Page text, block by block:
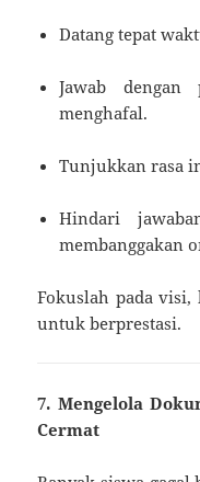
Datang tepat
Jawab dengan
menghafal.
Tunjukkan rasa
Hindari
membanggakan
Fokuslah pada
untuk berprestasi.
7. Mengelola
Cermat